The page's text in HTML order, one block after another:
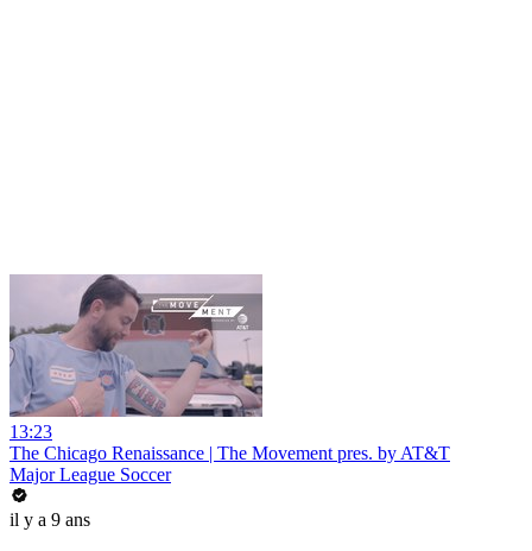
13:23
The Chicago Renaissance | The Movement pres. by AT&T
Major League Soccer
il y a 9 ans